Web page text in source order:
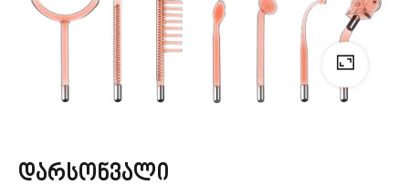
დარსონვალი